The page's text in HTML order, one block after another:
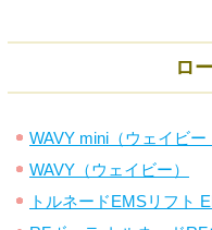
ロ
WAVY mini（ウェイビー
WAVY（ウェイビー）
トルネードEMSリフト